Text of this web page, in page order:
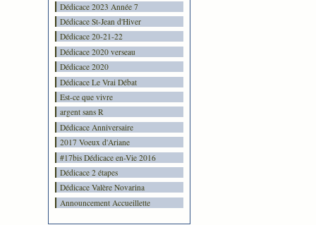
Dédicace 2023 Année 7
Dédicace St-Jean d'Hiver
Dédicace 20-21-22
Dédicace 2020 verseau
Dédicace 2020
Dédicace Le Vrai Débat
Est-ce que vivre
argent sans R
Dédicace Anniversaire
2017 Voeux d'Ariane
#17bis Dédicace en-Vie 2016
Dédicace 2 étapes
Dédicace Valère Novarina
Announcement Accueillette